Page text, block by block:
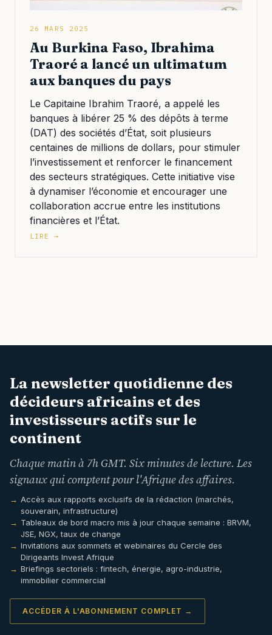
26 MARS 2025
Au Burkina Faso, Ibrahima
Traoré a lancé un ultimatum
aux banques du pays
Le Capitaine Ibrahim Traoré, a appelé les
banques à libérer 25 % des dépôts à terme
(DAT) des sociétés d’État, soit plusieurs
centaines de millions de dollars, pour stimuler
l’investissement et renforcer le financement
des secteurs stratégiques. Cette initiative vise
à dynamiser l’économie et encourager une
collaboration accrue entre les institutions
financières et l’État.
LIRE →
La newsletter quotidienne des
décideurs africains et des
investisseurs actifs sur le
continent
Chaque matin à 7h GMT. Six minutes de lecture. Les
signaux qui comptent pour l'Afrique des affaires.
Accès aux rapports exclusifs de la rédaction (marchés,
souverain, infrastructure)
Tableaux de bord macro mis à jour chaque semaine : BRVM,
JSE, NGX, taux de change
Invitations aux sommets et webinaires du Cercle des
Dirigeants Invest Afrique
Briefings sectoriels : fintech, énergie, agro-industrie,
immobilier commercial
ACCÉDER À L'ABONNEMENT COMPLET →